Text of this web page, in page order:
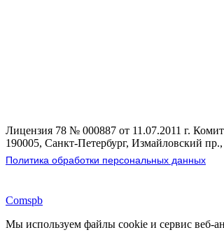
Лицензия 78 № 000887 от 11.07.2011 г.
190005, Санкт-Петербург, Измайловский
Политика обработки персональных данных
Comspb
Мы используем файлы cookie и сервис веб-